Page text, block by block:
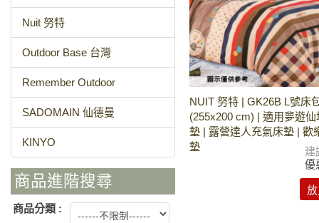
Nuit 努特
Outdoor Base 台灣
Remember Outdoor
SADOMAIN 仙德曼
KINYO
商品進階搜尋
商品分類 :
NUIT 努特 | GK26B L號床
(255x200 cm) | 適用夢遊
墊 | 露營達人充氣床墊 | 歡
墊
建
優